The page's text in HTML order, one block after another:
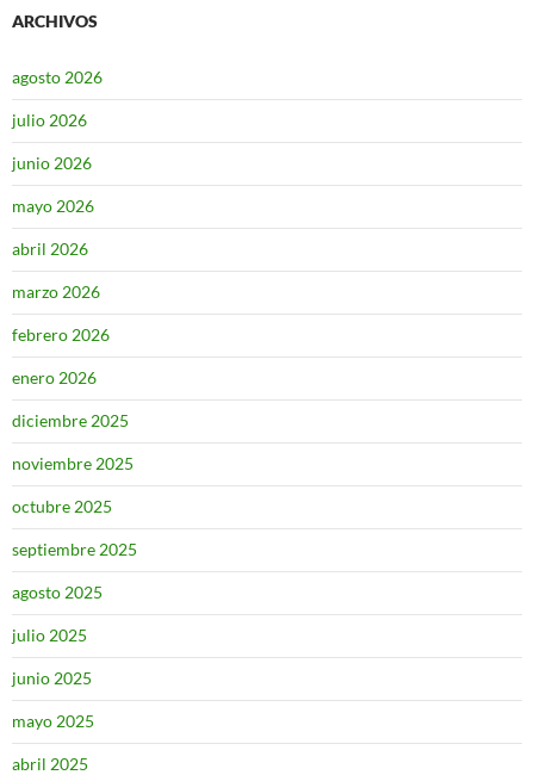
ARCHIVOS
agosto 2026
julio 2026
junio 2026
mayo 2026
abril 2026
marzo 2026
febrero 2026
enero 2026
diciembre 2025
noviembre 2025
octubre 2025
septiembre 2025
agosto 2025
julio 2025
junio 2025
mayo 2025
abril 2025